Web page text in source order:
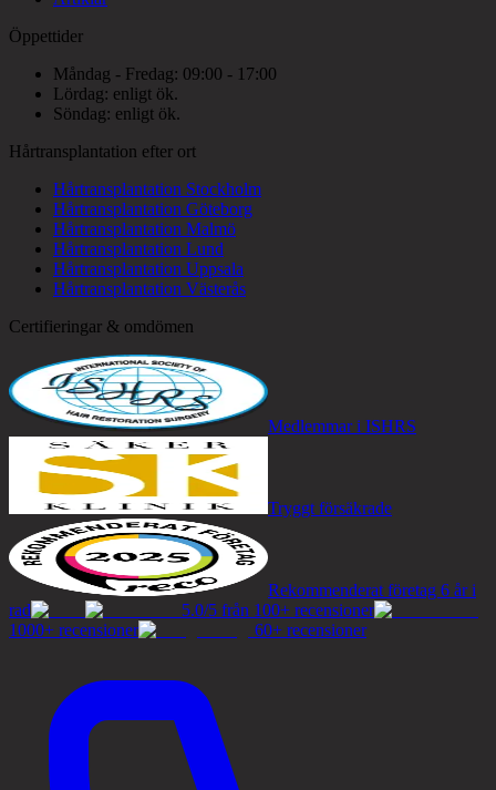
Öppettider
Måndag - Fredag: 09:00 - 17:00
Lördag: enligt ök.
Söndag: enligt ök.
Hårtransplantation efter ort
Hårtransplantation Stockholm
Hårtransplantation Göteborg
Hårtransplantation Malmö
Hårtransplantation Lund
Hårtransplantation Uppsala
Hårtransplantation Västerås
Certifieringar & omdömen
Medlemmar i ISHRS
Tryggt försäkrade
Rekommenderat företag 6 år i
rad
5.0/5 från 100+ recensioner
1000+ recensioner
60+ recensioner